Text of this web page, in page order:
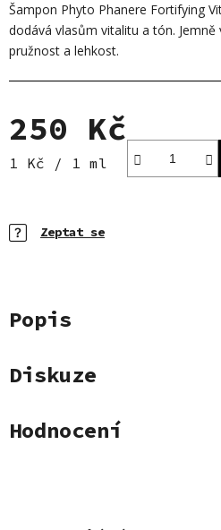
Šampon Phyto Phanere Fortifying
dodává vlasům vitalitu a tón. Jemně
pružnost a lehkost.
250 Kč
Měrná cena:
1 Kč / 1 ml
Zeptat se
Popis
Diskuze
Hodnocení